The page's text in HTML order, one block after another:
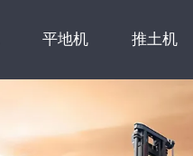
平地机 推土机